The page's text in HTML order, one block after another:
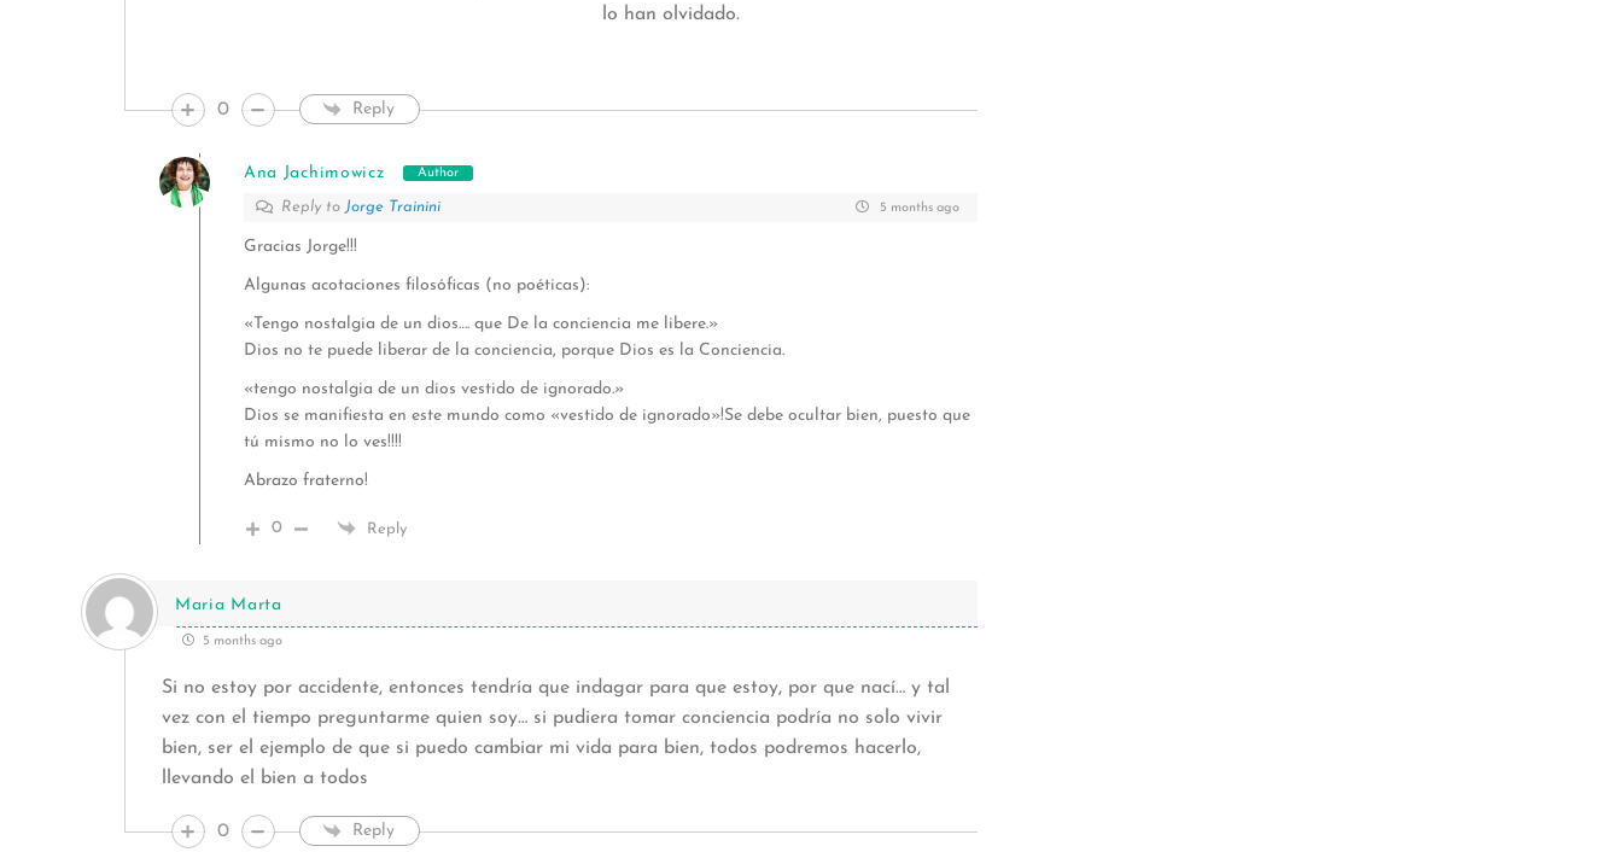
lo han olvidado.
0 Reply
Ana Jachimowicz Author
Reply to Jorge Trainini 5 months ago
Gracias Jorge!!!
Algunas acotaciones filosóficas (no poéticas):
«Tengo nostalgia de un dios…. que De la conciencia me libere.»
Dios no te puede liberar de la conciencia, porque Dios es la Conciencia.
«tengo nostalgia de un dios vestido de ignorado.»
Dios se manifiesta en este mundo como «vestido de ignorado»!Se debe ocultar bien, puesto que
tú mismo no lo ves!!!!
Abrazo fraterno!
0 Reply
Maria Marta
5 months ago
Si no estoy por accidente, entonces tendría que indagar para que estoy, por que nací… y tal
vez con el tiempo preguntarme quien soy… si pudiera tomar conciencia podría no solo vivir
bien, ser el ejemplo de que si puedo cambiar mi vida para bien, todos podremos hacerlo,
llevando el bien a todos
0 Reply